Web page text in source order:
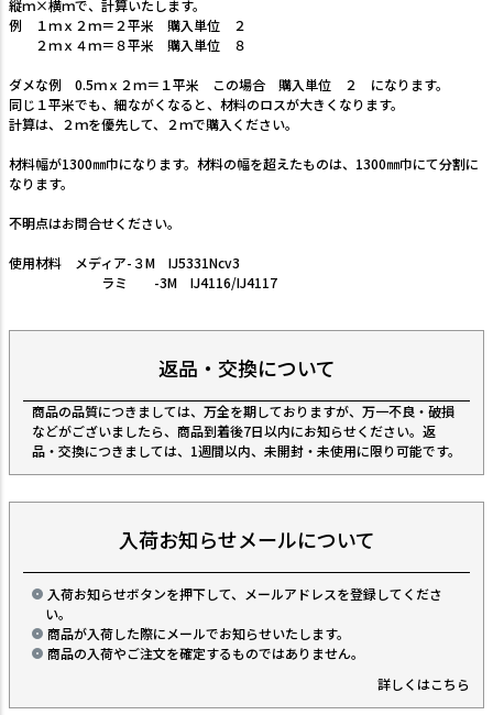
縦ｍ×横ｍで、計算いたします。
例 １ｍｘ２ｍ＝２平米 購入単位 ２
２ｍｘ４ｍ＝８平米 購入単位 ８
ダメな例 0.5ｍｘ２ｍ＝１平米 この場合 購入単位 ２ になります。
同じ１平米でも、細ながくなると、材料のロスが大きくなります。
計算は、２ｍを優先して、２ｍで購入ください。
材料幅が1300㎜巾になります。材料の幅を超えたものは、1300㎜巾にて分割に
なります。
不明点はお問合せください。
使用材料 メディア-３M IJ5331Ncv3
ラミ -3M IJ4116/IJ4117
返品・交換について
商品の品質につきましては、万全を期しておりますが、万一不良・破損
などがございましたら、商品到着後7日以内にお知らせください。返
品・交換につきましては、1週間以内、未開封・未使用に限り可能です。
入荷お知らせメールについて
入荷お知らせボタンを押下して、メールアドレスを登録してくださ
い。
商品が入荷した際にメールでお知らせいたします。
商品の入荷やご注文を確定するものではありません。
詳しくはこちら